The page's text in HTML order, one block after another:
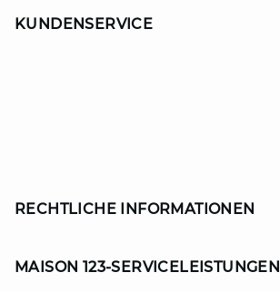
KUNDENSERVICE
RECHTLICHE INFORMATIONEN
MAISON 123-SERVICELEISTUNGEN